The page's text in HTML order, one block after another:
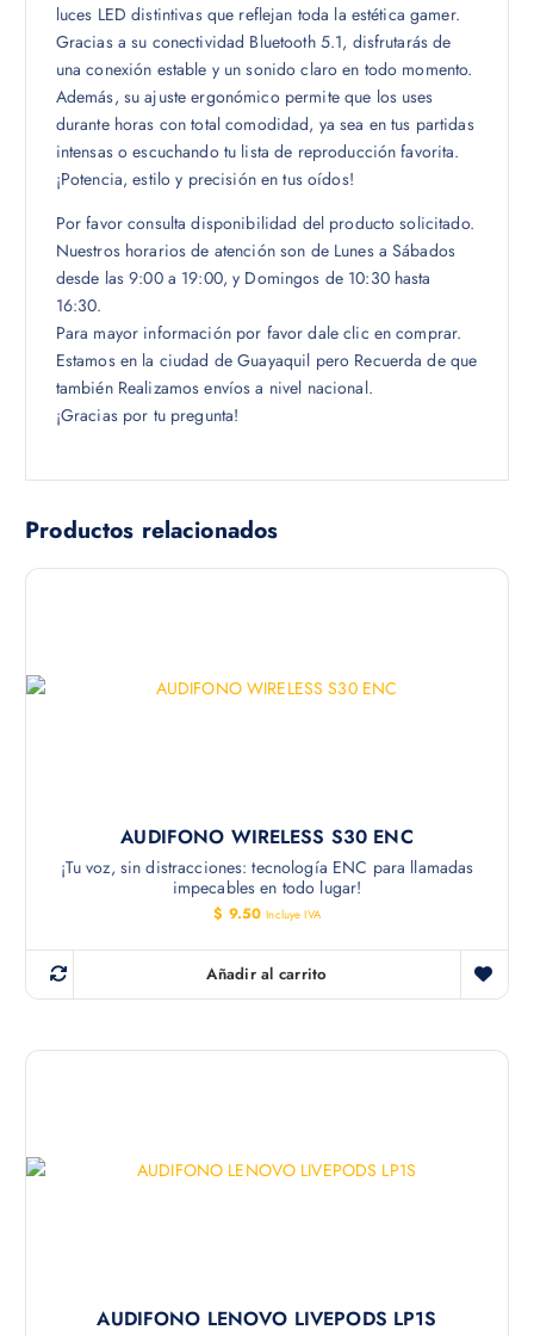
luces LED distintivas que reflejan toda la estética gamer.
Gracias a su conectividad Bluetooth 5.1, disfrutarás de
una conexión estable y un sonido claro en todo momento.
Además, su ajuste ergonómico permite que los uses
durante horas con total comodidad, ya sea en tus partidas
intensas o escuchando tu lista de reproducción favorita.
¡Potencia, estilo y precisión en tus oídos!
Por favor consulta disponibilidad del producto solicitado.
Nuestros horarios de atención son de Lunes a Sábados
desde las 9:00 a 19:00, y Domingos de 10:30 hasta
16:30.
Para mayor información por favor dale clic en comprar.
Estamos en la ciudad de Guayaquil pero Recuerda de que
también Realizamos envíos a nivel nacional.
¡Gracias por tu pregunta!
Productos relacionados
AUDIFONO WIRELESS S30 ENC
¡Tu voz, sin distracciones: tecnología ENC para llamadas
impecables en todo lugar!
$ 9.50 Incluye IVA
Añadir al carrito
AUDIFONO LENOVO LIVEPODS LP1S